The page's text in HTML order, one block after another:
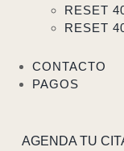
RESET
RESET
CONTACTO
PAGOS
AGENDA TU